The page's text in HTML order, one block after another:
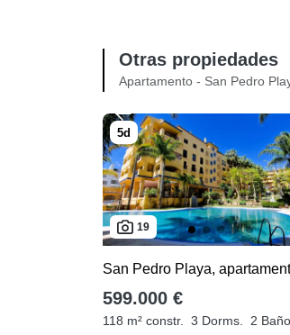
Otras propiedades
Apartamento - San Pedro
19
599.000 €
118 m² constr. 3 Dorms. 2